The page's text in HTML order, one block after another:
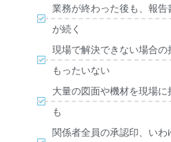
業務が終わった後も、報
が続く
現場で解決できない場合
もったいない
大量の図面や機材を現場
も
関係者全員の承認印、い